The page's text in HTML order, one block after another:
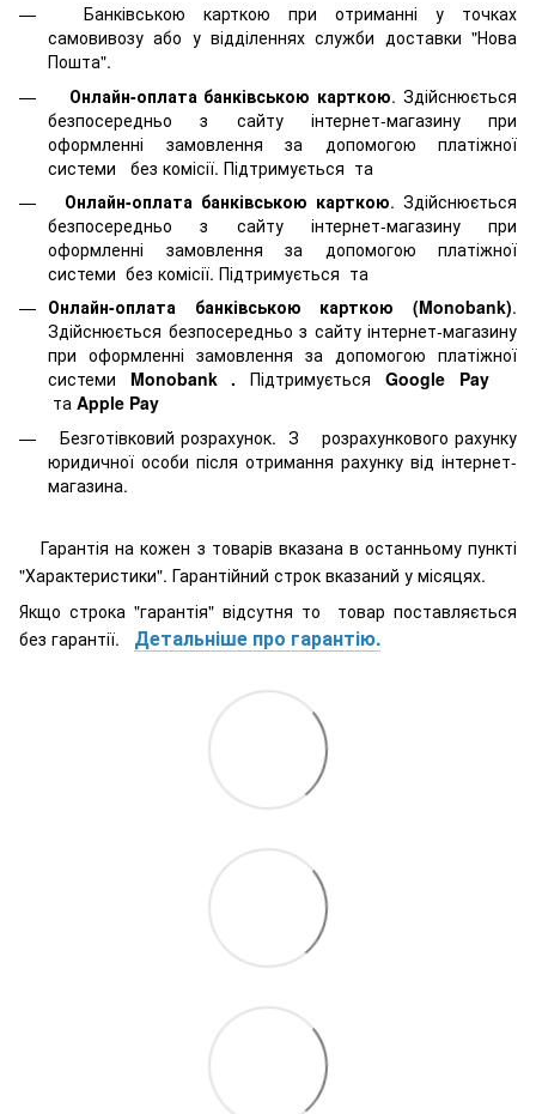
Банківською карткою при отриманні у точках
самовивозу або у відділеннях служби доставки "Нова
Пошта".
Онлайн-оплата банківською карткою. Здійснюється
безпосередньо з сайту інтернет-магазину при
оформленні замовлення за допомогою платіжної
системи
без комісії. Підтримується та
Онлайн-оплата банківською карткою. Здійснюється
безпосередньо з сайту інтернет-магазину при
оформленні замовлення за допомогою платіжної
системи без комісії. Підтримується та
Онлайн-оплата банківською карткою (Monobank).
Здійснюється безпосередньо з сайту інтернет-магазину
при оформленні замовлення за допомогою платіжної
системи Monobank .Підтримується Google Pay
та Apple Pay
Безготівковий розрахунок. З розрахункового рахунку
юридичної особи після отримання рахунку від інтернет-
магазина.
Гарантія на кожен з товарів вказана в останньому пункті
"Характеристики". Гарантійний строк вказаний у місяцях.
Якщо строка "гарантія" відсутня то товар поставляється
без гарантії. Детальніше про гарантію.